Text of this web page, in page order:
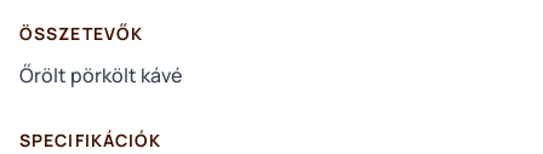
ÖSSZETEVŐK
Őrölt pörkölt kávé
SPECIFIKÁCIÓK